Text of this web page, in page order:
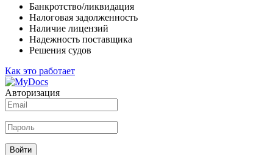
Банкротство/ликвидация
Налоговая задолженность
Наличие лицензий
Надежность поставщика
Решения судов
Как это работает
Авторизация
Войти